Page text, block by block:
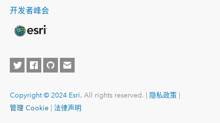
开发者峰会
Copyright © 2024 Esri. All rights reserved. | 隐私政策
管理 Cookie
法律声明